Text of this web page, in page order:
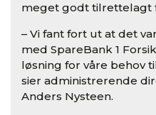
meget godt tilrettelagt
– Vi fant fort ut at det
med SpareBank 1
løsning for våre behov
sier administrerende
Anders Nysteen.